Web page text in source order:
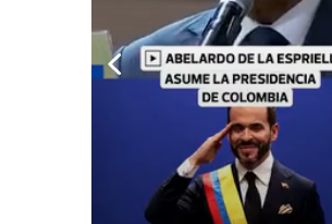
Fotogalerías